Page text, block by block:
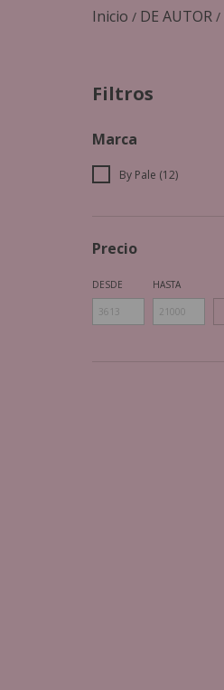
Inicio / DE AUTOR /
Filtros
Marca
By Pale (12)
Precio
DESDE HASTA